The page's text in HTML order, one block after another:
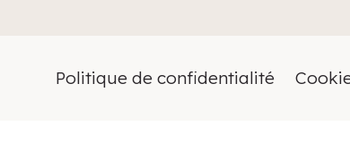
Politique de confidentialité